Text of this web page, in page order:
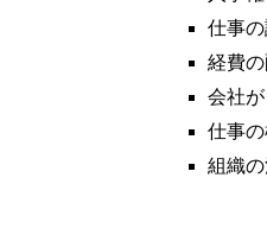
仕事
経費
会社
仕事
組織